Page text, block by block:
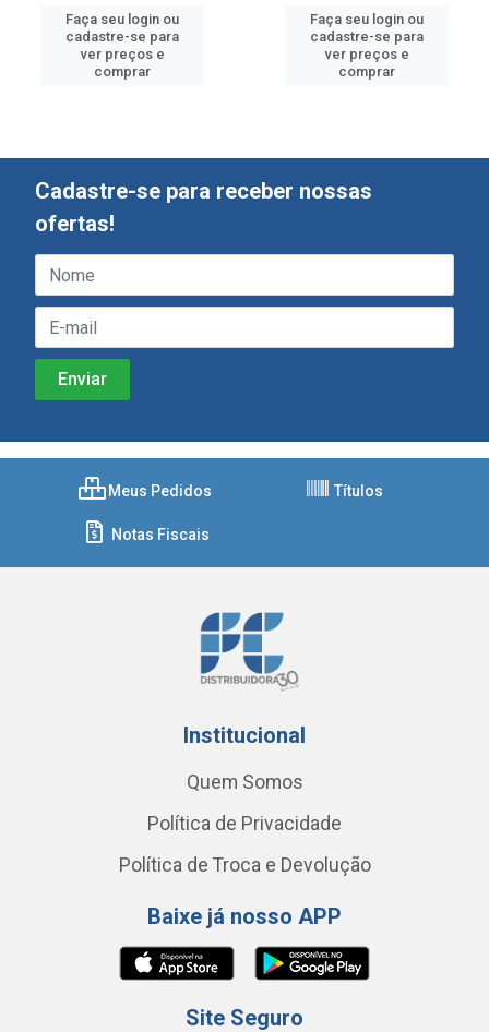
Faça seu login ou
cadastre-se para
ver preços e
comprar
Faça seu login ou
cadastre-se para
ver preços e
comprar
Cadastre-se para receber nossas
ofertas!
Meus Pedidos Títulos
Notas Fiscais
Institucional
Quem Somos
Política de Privacidade
Política de Troca e Devolução
Baixe já nosso APP
Site Seguro